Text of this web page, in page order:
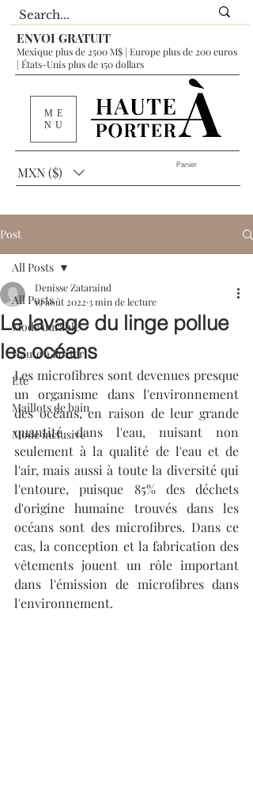
ENVOI GRATUIT
Mexique plus de 2500 M$ | Europe plus de 200 euros
| États-Unis plus de 150 dollars
Panier
ME
NU
MXN ($)
Post
All Posts
Mode durable
Haute à Porter
Été
Maillots de bain
Mode inclusive
All Posts
Le lavage du linge pollue
les océans
Denisse Zataraind
19 août 2022 3 min de lecture
Les microfibres sont devenues presque
un organisme dans l'environnement
des océans, en raison de leur grande
quantité dans l'eau, nuisant non
seulement à la qualité de l'eau et de
l'air, mais aussi à toute la diversité qui
l'entoure, puisque 85% des déchets
d'origine humaine trouvés dans les
océans sont des microfibres. Dans ce
cas, la conception et la fabrication des
vêtements jouent un rôle important
dans l'émission de microfibres dans
l'environnement.